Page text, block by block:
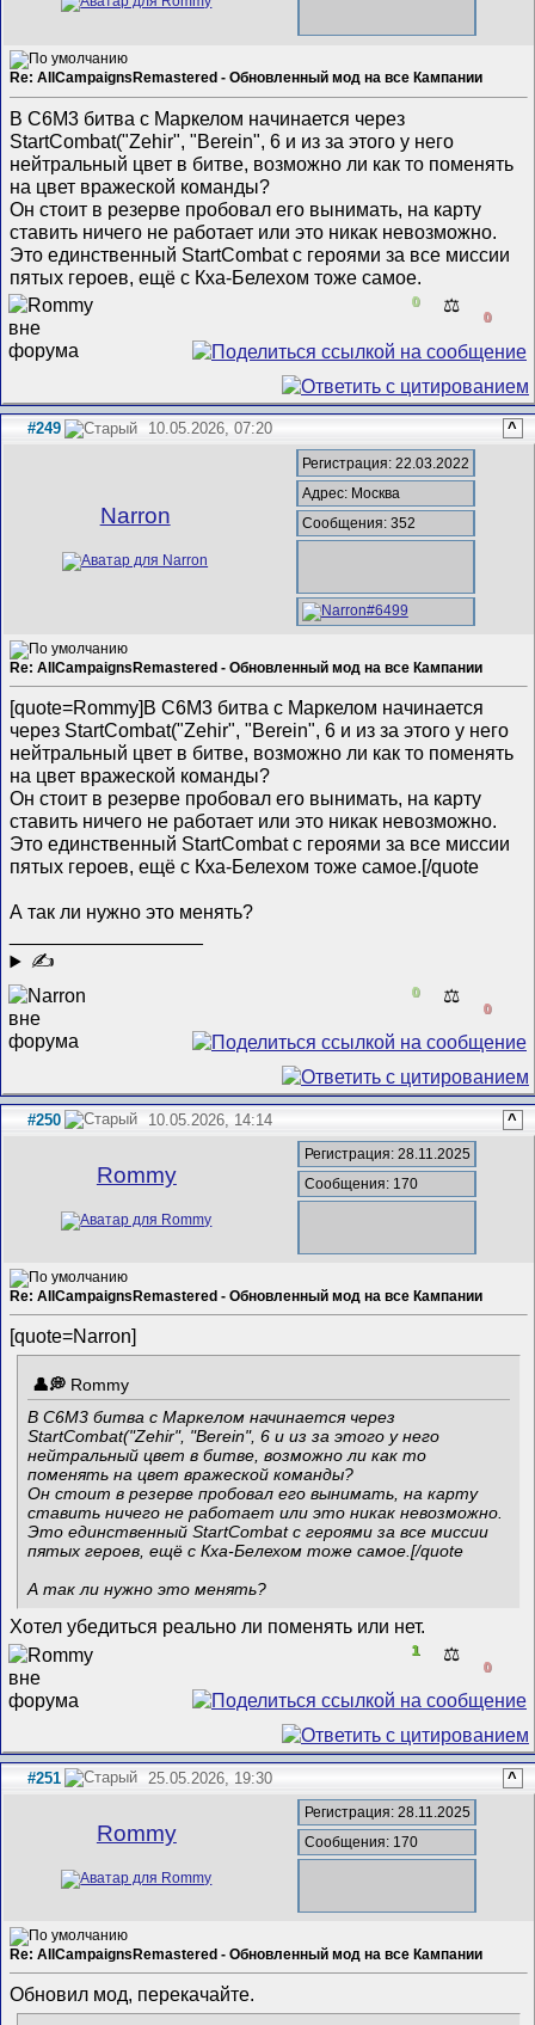
Re: AllCampaignsRemastered - Обновленный мод на все Кампании
В C6M3 битва с Маркелом начинается через
StartCombat("Zehir", "Berein", 6 и из за этого у него
нейтральный цвет в битве, возможно ли как то поменять
на цвет вражеской команды?
Он стоит в резерве пробовал его вынимать, на карту
ставить ничего не работает или это никак невозможно.
Это единственный StartCombat с героями за все миссии
пятых героев, ещё с Кха-Белехом тоже самое.
0 ⚖️
0
#249 10.05.2026, 07:20 ^
Narron
Регистрация: 22.03.2022
Адрес: Москва
Сообщения: 352
Re: AllCampaignsRemastered - Обновленный мод на все Кампании
[quote=Rommy]В C6M3 битва с Маркелом начинается
через StartCombat("Zehir", "Berein", 6 и из за этого у него
нейтральный цвет в битве, возможно ли как то поменять
на цвет вражеской команды?
Он стоит в резерве пробовал его вынимать, на карту
ставить ничего не работает или это никак невозможно.
Это единственный StartCombat с героями за все миссии
пятых героев, ещё с Кха-Белехом тоже самое.[/quote
А так ли нужно это менять?
✍
0 ⚖️
0
#250 10.05.2026, 14:14 ^
Rommy
Регистрация: 28.11.2025
Сообщения: 170
Re: AllCampaignsRemastered - Обновленный мод на все Кампании
[quote=Narron]
Rommy
В C6M3 битва с Маркелом начинается через
StartCombat("Zehir", "Berein", 6 и из за этого у него
нейтральный цвет в битве, возможно ли как то
поменять на цвет вражеской команды?
Он стоит в резерве пробовал его вынимать, на карту
ставить ничего не работает или это никак невозможно.
Это единственный StartCombat с героями за все миссии
пятых героев, ещё с Кха-Белехом тоже самое.[/quote
А так ли нужно это менять?
Хотел убедиться реально ли поменять или нет.
1 ⚖️
0
#251 25.05.2026, 19:30 ^
Rommy
Регистрация: 28.11.2025
Сообщения: 170
Re: AllCampaignsRemastered - Обновленный мод на все Кампании
Обновил мод, перекачайте.